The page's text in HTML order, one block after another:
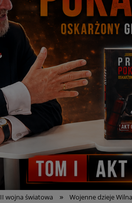
II wojna światowa » Wojenne dzieje